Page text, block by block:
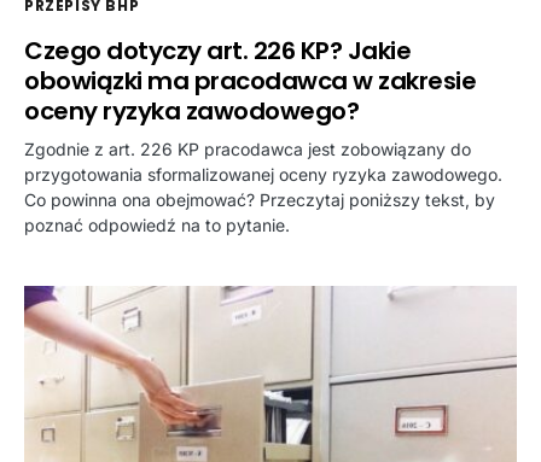
PRZEPISY BHP
Czego dotyczy art. 226 KP? Jakie
obowiązki ma pracodawca w zakresie
oceny ryzyka zawodowego?
Zgodnie z art. 226 KP pracodawca jest zobowiązany do
przygotowania sformalizowanej oceny ryzyka zawodowego.
Co powinna ona obejmować? Przeczytaj poniższy tekst, by
poznać odpowiedź na to pytanie.